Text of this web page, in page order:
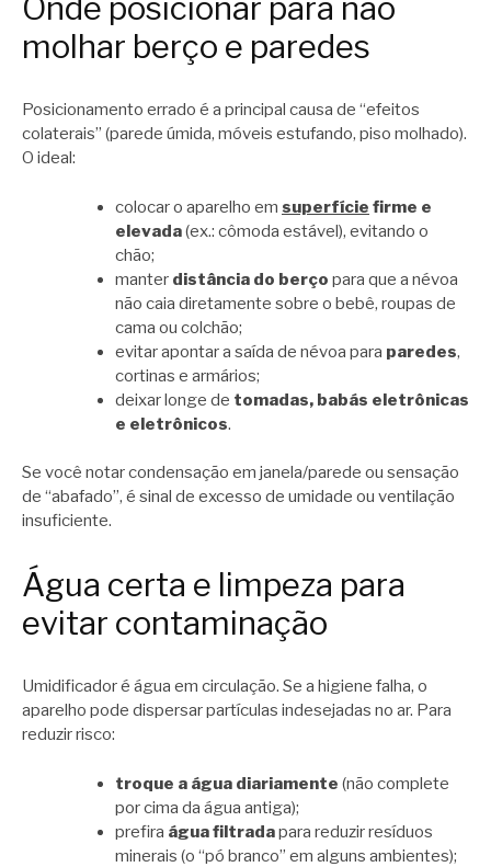
Onde posicionar para não
molhar berço e paredes
Posicionamento errado é a principal causa de “efeitos
colaterais” (parede úmida, móveis estufando, piso molhado).
O ideal:
colocar o aparelho em superfície firme e
elevada(ex.: cômoda estável), evitando o
chão;
manter distância do berço para que a névoa
não caia diretamente sobre o bebê, roupas de
cama ou colchão;
evitar apontar a saída de névoa para paredes,
cortinas e armários;
deixar longe de tomadas, babás eletrônicas
e eletrônicos.
Se você notar condensação em janela/parede ou sensação
de “abafado”, é sinal de excesso de umidade ou ventilação
insuficiente.
Água certa e limpeza para
evitar contaminação
Umidificador é água em circulação. Se a higiene falha, o
aparelho pode dispersar partículas indesejadas no ar. Para
reduzir risco:
troque a água diariamente (não complete
por cima da água antiga);
prefira água filtradapara reduzir resíduos
minerais (o “pó branco” em alguns ambientes);